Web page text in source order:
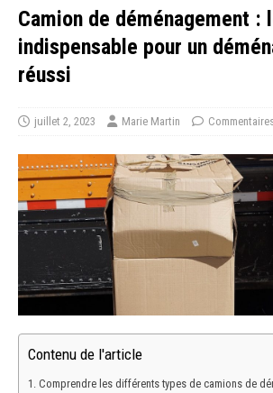
Camion de déménagement :
indispensable pour un
réussi
juillet 2, 2023 Marie Martin
Contenu de l'article
Comprendre les différents types de camions de